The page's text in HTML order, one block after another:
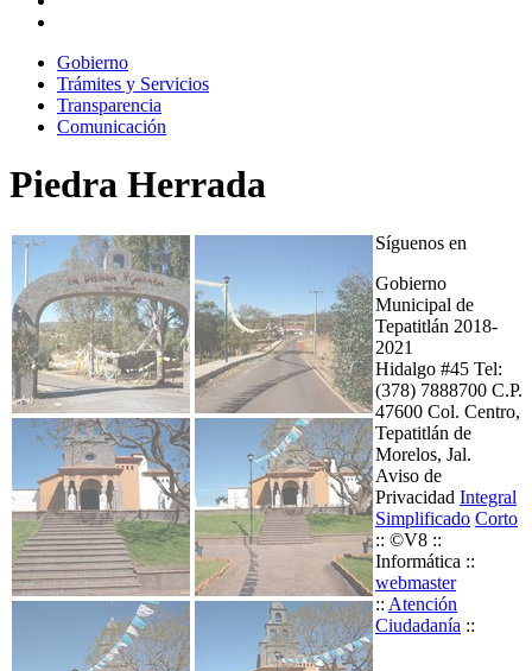
Gobierno
Trámites y Servicios
Transparencia
Comunicación
Piedra Herrada
Síguenos en
Gobierno
Municipal de
Tepatitlán 2018-
2021
Hidalgo #45 Tel:
(378) 7888700 C.P.
47600 Col. Centro,
Tepatitlán de
Morelos, Jal.
Aviso de
Privacidad Integral
Simplificado Corto
:: ©V8 ::
Informática ::
webmaster
:: Atención
Ciudadanía ::